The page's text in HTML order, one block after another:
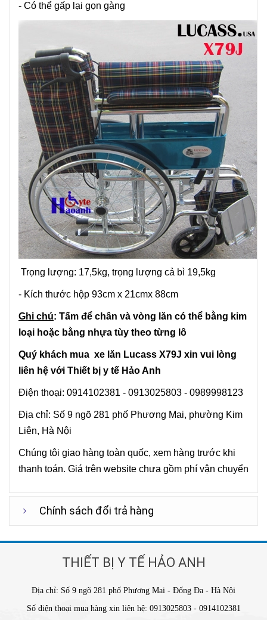
- Có thể gấp lại gọn gàng
Trọng lượng: 17,5kg, trọng lượng cả bì 19,5kg
- Kích thước hộp 93cm x 21cmx 88cm
Ghi chú: Tấm để chân và vòng lăn có thể bằng kim
loại hoặc bằng nhựa tùy theo từng lô
Quý khách mua xe lăn Lucass X79J xin vui lòng
liên hệ với Thiết bị y tế Hảo Anh
Điện thoại: 0914102381 - 0913025803 - 0989998123
Địa chỉ: Số 9 ngõ 281 phố Phương Mai, phường Kim
Liên, Hà Nội
Chúng tôi giao hàng toàn quốc, xem hàng trước khi
thanh toán. Giá trên website chưa gồm phí vận chuyển
Chính sách đổi trả hàng
THIẾT BỊ Y TẾ HẢO ANH
Địa chỉ: Số 9 ngõ 281 phố Phương Mai - Đống Đa - Hà Nội
Số điện thoại mua hàng xin liên hệ: 0913025803 - 0914102381